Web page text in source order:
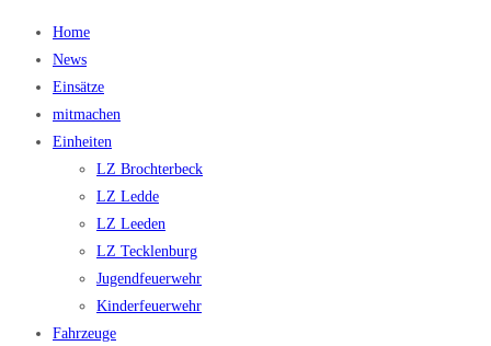
Home
News
Einsätze
mitmachen
Einheiten
LZ Brochterbeck
LZ Ledde
LZ Leeden
LZ Tecklenburg
Jugendfeuerwehr
Kinderfeuerwehr
Fahrzeuge